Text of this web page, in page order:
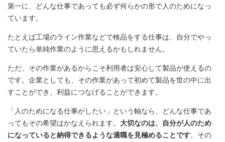
第一に、どんな仕事であっても必ず何らかの形で人のためになっ
ています。
たとえば工場のライン作業などで検品をする仕事は、自分でやっ
ていたら単純作業のように思えるかもしれません。
ただ、その作業があるからこそ利用者は安心して製品が使えるの
です。企業としても、その作業があって初めて製品を世の中に出
すことができ、利益につなげることができます。
「人のためになる仕事がしたい」という軸なら、どんな仕事であ
ってもその希望はかなえられます。 大切なのは、自分が人のため
になっていると納得できるような適職を見極めることです。その